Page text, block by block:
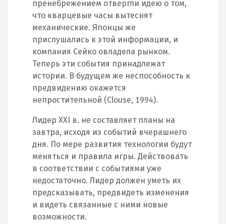
пренебрежением отвергли идею о том,
что кварцевые часы вытеснят
механические. Японцы же
прислушались к этой информации, и
компания Сейко овладела рынком.
Теперь эти события принадлежат
истории. В будущем же неспособность к
предвидению окажется
непростительной (Clouse, 1994).
Лидер XXI в. не составляет планы на
завтра, исходя из событий вчерашнего
дня. По мере развития технологии будут
меняться и правила игры. Действовать
в соответствии с событиями уже
недостаточно. Лидер должен уметь их
предсказывать, предвидеть изменения
и видеть связанные с ними новые
возможности.